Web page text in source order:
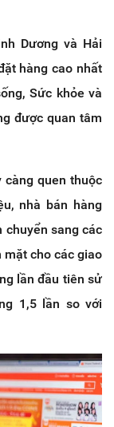
Dương và Hải
hàng cao nhất
Sức khỏe và
được quan tâm
càng quen thuộc
nhà bán hàng
chuyển sang các
cho các giao
lần đầu tiên sử
1,5 lần so với